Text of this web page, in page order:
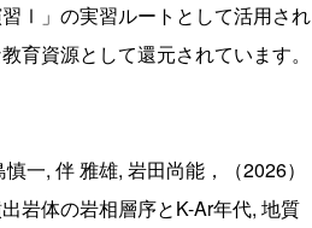
Ⅰ」の実習ルートとして活用され
育資源として還元されています。
一, 伴 雅雄, 岩田尚能，（2026）
岩体の岩相層序とK-Ar年代, 地質